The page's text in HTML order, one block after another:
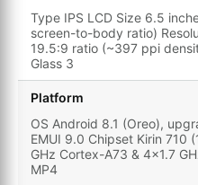
Type IPS LCD Size 6.5
screen-to-body ratio)
19.5:9 ratio (~397 ppi
Glass 3
Platform
OS Android 8.1 (Oreo),
EMUI 9.0 Chipset Kirin 710
GHz Cortex-A73 & 4x1.7
MP4